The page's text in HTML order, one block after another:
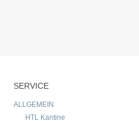
SERVICE
ALLGEMEIN
HTL Kantine